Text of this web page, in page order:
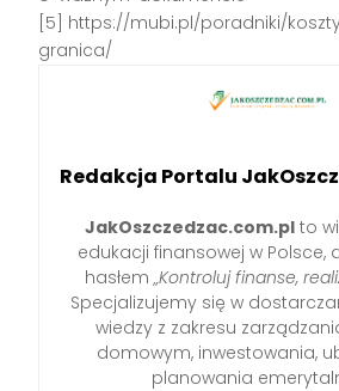
[5] https://mubi.pl/poradniki/
granica/
Redakcja Portalu
JakOszczedzac.com.plto
edukacji finansowej w Polsce,
hasłem „Kontroluj finanse,
Specjalizujemy się w
wiedzy z zakresu
domowym, inwestowania,
planowania